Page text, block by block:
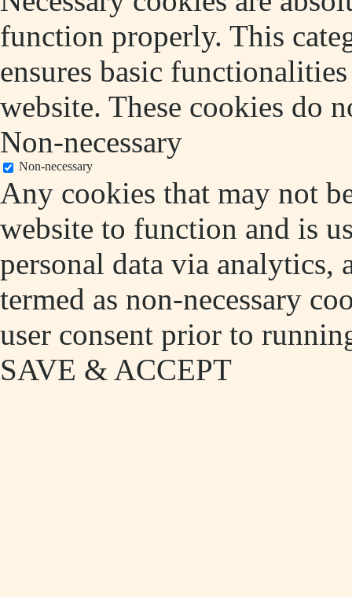
function properly. This
ensures basic
website. These cookies do
Non-necessary
Non-necessary
Any cookies that may not
website to function and is
personal data via analytics,
termed as non-necessary
user consent prior to
SAVE & ACCEPT